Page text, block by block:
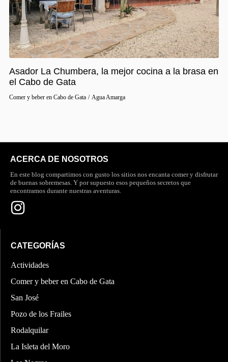
Asador La Chumbera, la mejor cocina a la brasa en
el Cabo de Gata
Comer y beber en Cabo de Gata / Agua Amarga
ACERCA DE NOSOTROS
En este blog compartimos con gusto los sitios nos encanta comer y disfrutar
de buenas sobremesas. Y por supuesto esos pequeños secretos que
encontramos durante nuestras aventuras.
CATEGORÍAS
Actividades
Comer y beber en Cabo de Gata
San José
Pozo de los Frailes
Rodalquilar
La Isleta del Moro